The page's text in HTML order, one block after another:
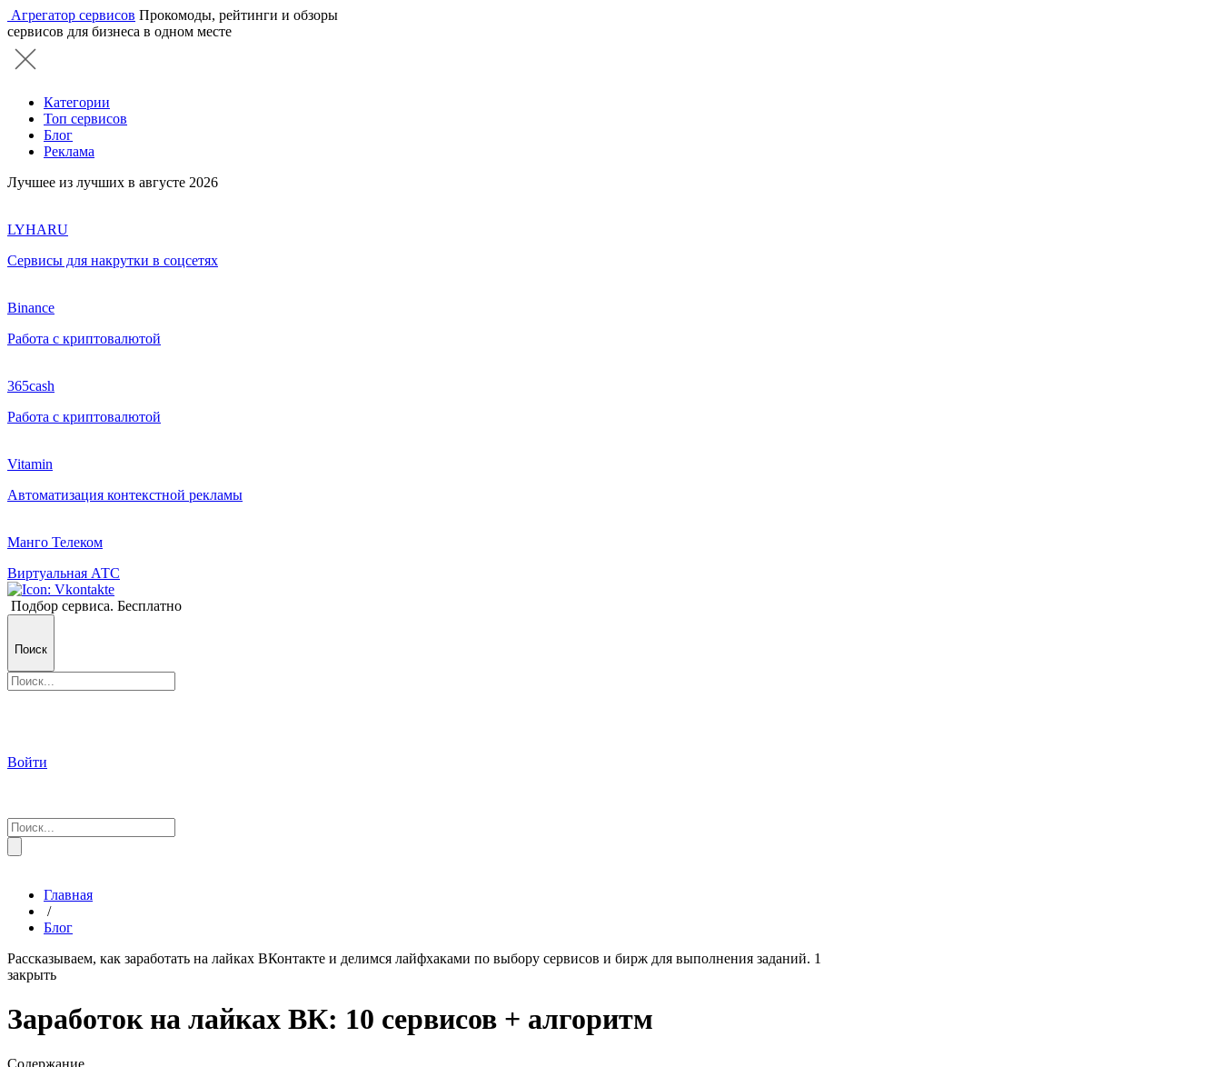
Агрегатор сервисов Прокомоды, рейтинги и обзоры
сервисов для бизнеса в одном месте
Категории
Топ сервисов
Блог
Реклама
Лучшее из лучших в августе 2026
LYHARU
Сервисы для накрутки в соцсетях
Binance
Работа с криптовалютой
365cash
Работа с криптовалютой
Vitamin
Автоматизация контекстной рекламы
Манго Телеком
Виртуальная АТС
Подбор сервиса. Бесплатно
Поиск
Войти
Главная
/
Блог
Рассказываем, как заработать на лайках ВКонтакте и делимся лайфхаками по выбору сервисов и бирж для выполнения заданий. 1
закрыть
Заработок на лайках ВК: 10 сервисов + алгоритм
Содержание